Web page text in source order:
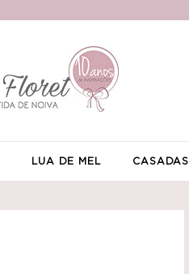
LUA DE MEL CASADAS